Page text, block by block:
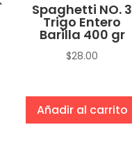
Spaghetti NO. 3
Trigo Entero
Barilla 400 gr
$28.00
Añadir al carrito